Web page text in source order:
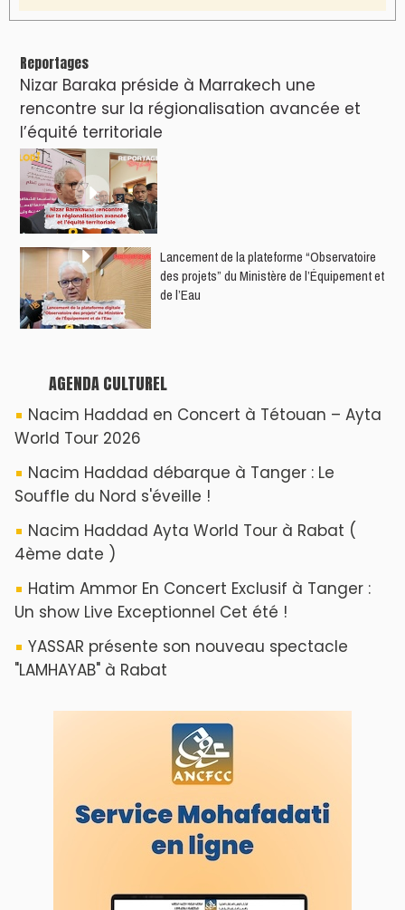
Reportages
Nizar Baraka préside à Marrakech une
rencontre sur la régionalisation avancée et
l’équité territoriale
​Lancement de la plateforme “Observatoire
des projets” du Ministère de l’Équipement et
de l’Eau
AGENDA CULTUREL
Nacim Haddad en Concert à Tétouan – Ayta
World Tour 2026
Nacim Haddad débarque à Tanger : Le
Souffle du Nord s'éveille !
Nacim Haddad Ayta World Tour à Rabat (
4ème date )
Hatim Ammor En Concert Exclusif à Tanger :
Un show Live Exceptionnel Cet été !
YASSAR présente son nouveau spectacle
"LAMHAYAB" à Rabat